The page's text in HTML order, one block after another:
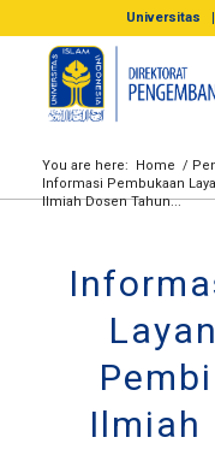
Universitas
You are here: Home /
Informasi Pembukaan
Ilmiah Dosen Tahun...
Ilmiah